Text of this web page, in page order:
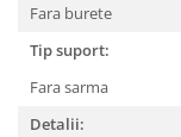
Fara burete
Tip suport:
Fara sarma
Detalii: